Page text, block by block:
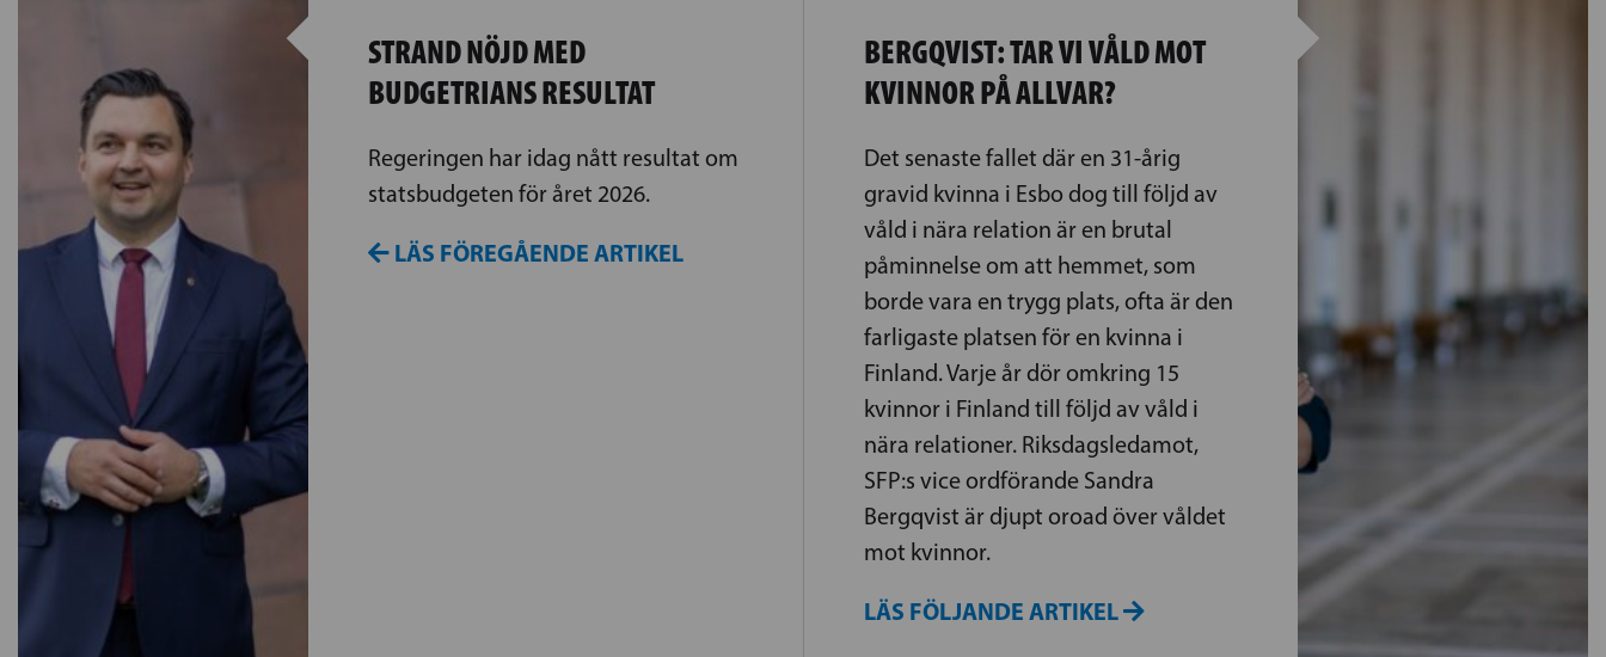
STRAND NÖJD MED
BUDGETRIANS RESULTAT
Regeringen har idag nått resultat om
statsbudgeten för året 2026.
LÄS FÖREGÅENDE ARTIKEL
BERGQVIST: TAR VI VÅLD MOT
KVINNOR PÅ ALLVAR?
Det senaste fallet där en 31-årig
gravid kvinna i Esbo dog till följd av
våld i nära relation är en brutal
påminnelse om att hemmet, som
borde vara en trygg plats, ofta är den
farligaste platsen för en kvinna i
Finland. Varje år dör omkring 15
kvinnor i Finland till följd av våld i
nära relationer. Riksdagsledamot,
SFP:s vice ordförande Sandra
Bergqvist är djupt oroad över våldet
mot kvinnor.
LÄS FÖLJANDE ARTIKEL